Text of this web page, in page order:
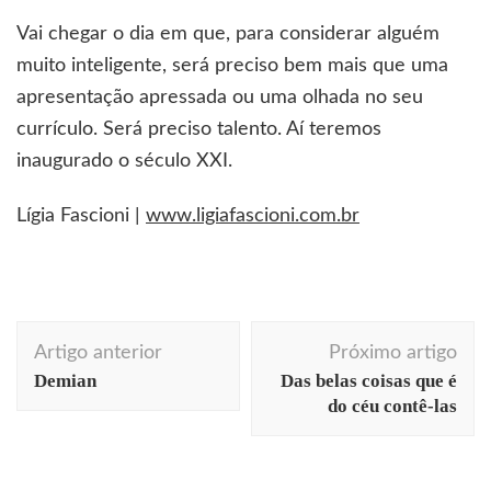
Vai chegar o dia em que, para considerar alguém
muito inteligente, será preciso bem mais que uma
apresentação apressada ou uma olhada no seu
currículo. Será preciso talento. Aí teremos
inaugurado o século XXI.
Lígia Fascioni | www.ligiafascioni.com.br
de
Artigo anterior
Demian
Próximo artigo
Das belas coisas que é
do céu contê-las